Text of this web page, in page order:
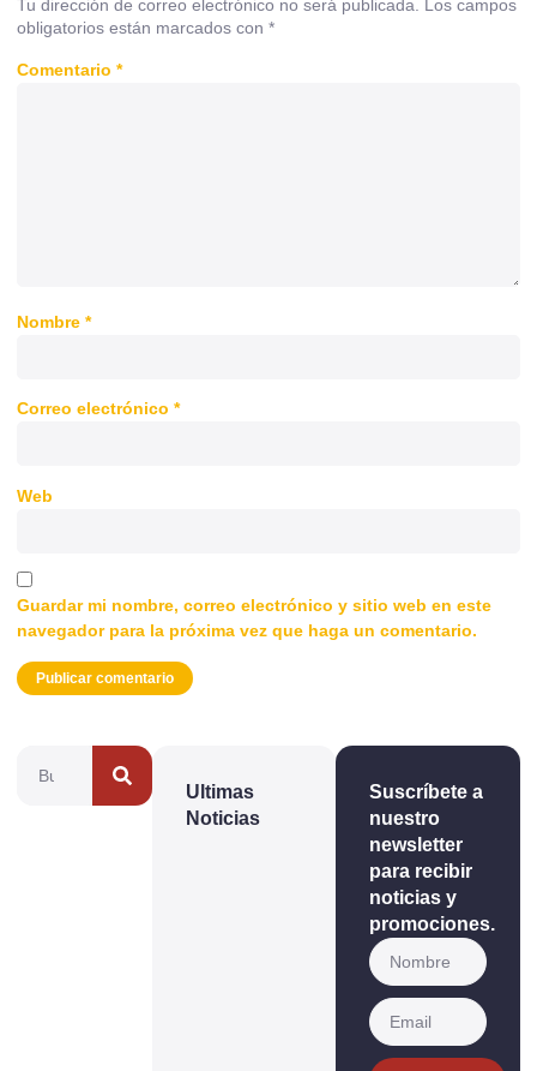
Tu dirección de correo electrónico no será publicada. Los campos
obligatorios están marcados con *
Comentario *
Nombre *
Correo electrónico *
Web
Guardar mi nombre, correo electrónico y sitio web en este
navegador para la próxima vez que haga un comentario.
Ultimas
Noticias
Suscríbete a
nuestro
newsletter
para recibir
noticias y
promociones.